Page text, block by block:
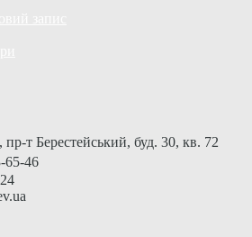
т Берестейський, буд. 30, кв. 72
65-46